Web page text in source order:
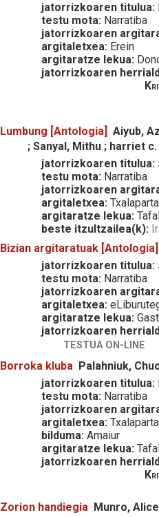
jatorrizkoaren titulua:
testu mota: Narratiba
jatorrizkoaren
argitaletxea: Erein
argitaratze lekua:
jatorrizkoaren
Lumbung [Antologia]
Aiyub,
; Sanyal, Mithu ; harriet
jatorrizkoaren titulua:
testu mota: Narratiba
jatorrizkoaren
argitaletxea: Txalaparta
argitaratze lekua:
beste itzultzailea(k):
Bizian argitaratuak [Antologia]
jatorrizkoaren titulua:
testu mota: Narratiba
jatorrizkoaren
argitaletxea:
argitaratze lekua:
jatorrizkoaren
TESTUA ON-LINE
Borroka kluba Palahniuk,
jatorrizkoaren titulua:
testu mota: Narratiba
jatorrizkoaren
argitaletxea: Txalaparta
bilduma: Amaiur
argitaratze lekua:
jatorrizkoaren
Zorion handiegia Munro, Alice